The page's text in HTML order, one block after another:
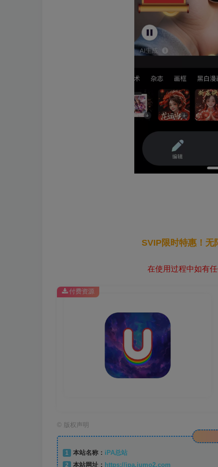
SVIP限时特惠！无
在使用过程中如有
付费资源
© 版权声明
1 本站名称： iPA总站
2
本站网址： https://ipa.jumo2.com